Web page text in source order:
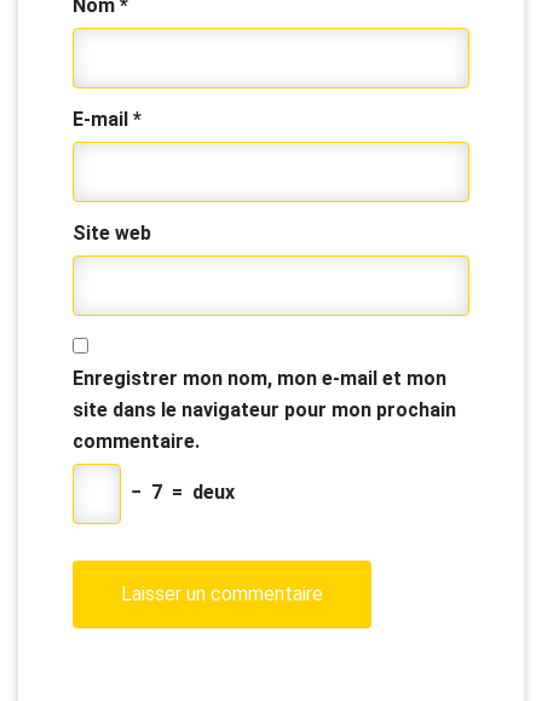
Nom *
E-mail *
Site web
Enregistrer mon nom, mon e-mail et mon
site dans le navigateur pour mon prochain
commentaire.
− 7 = deux